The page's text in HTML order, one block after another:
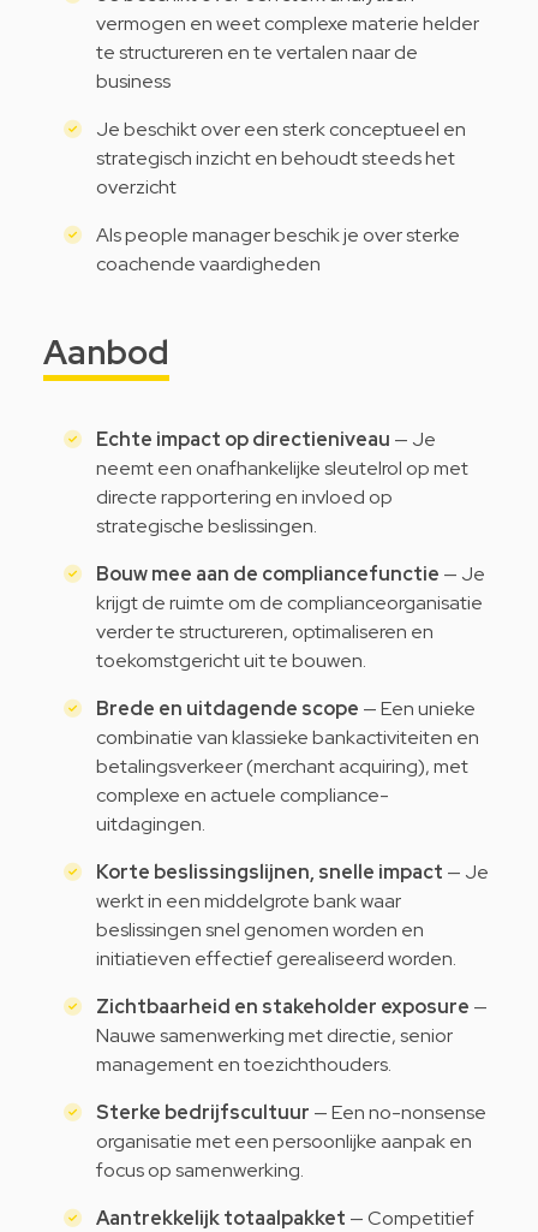
vermogen en weet complexe materie helder
te structureren en te vertalen naar de
business
Je beschikt over een sterk conceptueel en
strategisch inzicht en behoudt steeds het
overzicht
Als people manager beschik je over sterke
coachende vaardigheden
Aanbod
Echte impact op directieniveau — Je
neemt een onafhankelijke sleutelrol op met
directe rapportering en invloed op
strategische beslissingen.
Bouw mee aan de compliancefunctie — Je
krijgt de ruimte om de complianceorganisatie
verder te structureren, optimaliseren en
toekomstgericht uit te bouwen.
Brede en uitdagende scope — Een unieke
combinatie van klassieke bankactiviteiten en
betalingsverkeer (merchant acquiring), met
complexe en actuele compliance-
uitdagingen.
Korte beslissingslijnen, snelle impact — Je
werkt in een middelgrote bank waar
beslissingen snel genomen worden en
initiatieven effectief gerealiseerd worden.
Zichtbaarheid en stakeholder exposure —
Nauwe samenwerking met directie, senior
management en toezichthouders.
Sterke bedrijfscultuur — Een no-nonsense
organisatie met een persoonlijke aanpak en
focus op samenwerking.
Aantrekkelijk totaalpakket — Competitief